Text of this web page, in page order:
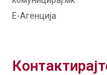
Е-Агенција